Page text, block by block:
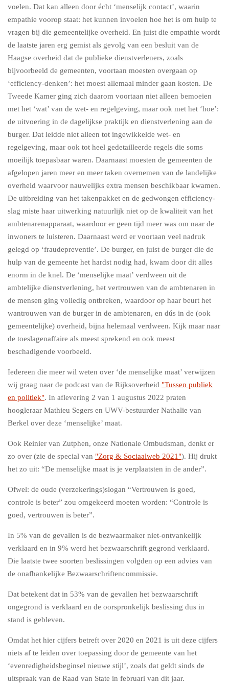
voelen. Dat kan alleen door écht ‘menselijk contact’, waarin
empathie voorop staat: het kunnen invoelen hoe het is om hulp te
vragen bij die gemeentelijke overheid. En juist die empathie wordt
de laatste jaren erg gemist als gevolg van een besluit van de
Haagse overheid dat de publieke dienstverleners, zoals
bijvoorbeeld de gemeenten, voortaan moesten overgaan op
‘efficiency-denken’: het moest allemaal minder gaan kosten. De
Tweede Kamer ging zich daarom voortaan niet alleen bemoeien
met het ‘wat’ van de wet- en regelgeving, maar ook met het ‘hoe’:
de uitvoering in de dagelijkse praktijk en dienstverlening aan de
burger. Dat leidde niet alleen tot ingewikkelde wet- en
regelgeving, maar ook tot heel gedetailleerde regels die soms
moeilijk toepasbaar waren. Daarnaast moesten de gemeenten de
afgelopen jaren meer en meer taken overnemen van de landelijke
overheid waarvoor nauwelijks extra mensen beschikbaar kwamen.
De uitbreiding van het takenpakket en de gedwongen efficiency-
slag miste haar uitwerking natuurlijk niet op de kwaliteit van het
ambtenarenapparaat, waardoor er geen tijd meer was om naar de
inwoners te luisteren. Daarnaast werd er voortaan veel nadruk
gelegd op ‘fraudepreventie’. De burger, en juist de burger die de
hulp van de gemeente het hardst nodig had, kwam door dit alles
enorm in de knel. De ‘menselijke maat’ verdween uit de
ambtelijke dienstverlening, het vertrouwen van de ambtenaren in
de mensen ging volledig ontbreken, waardoor op haar beurt het
wantrouwen van de burger in de ambtenaren, en dús in de (ook
gemeentelijke) overheid, bijna helemaal verdween. Kijk maar naar
de toeslagenaffaire als meest sprekend en ook meest
beschadigende voorbeeld.
Iedereen die meer wil weten over ‘de menselijke maat’ verwijzen
wij graag naar de podcast van de Rijksoverheid "Tussen publiek
en politiek". In aflevering 2 van 1 augustus 2022 praten
hoogleraar Mathieu Segers en UWV-bestuurder Nathalie van
Berkel over deze ‘menselijke’ maat.
Ook Reinier van Zutphen, onze Nationale Ombudsman, denkt er
zo over (zie de special van "Zorg & Sociaalweb 2021"). Hij drukt
het zo uit: “De menselijke maat is je verplaatsten in de ander”.
Ofwel: de oude (verzekerings)slogan “Vertrouwen is goed,
controle is beter” zou omgekeerd moeten worden: “Controle is
goed, vertrouwen is beter”.
In 5% van de gevallen is de bezwaarmaker niet-ontvankelijk
verklaard en in 9% werd het bezwaarschrift gegrond verklaard.
Die laatste twee soorten beslissingen volgden op een advies van
de onafhankelijke Bezwaarschriftencommissie.
Dat betekent dat in 53% van de gevallen het bezwaarschrift
ongegrond is verklaard en de oorspronkelijk beslissing dus in
stand is gebleven.
Omdat het hier cijfers betreft over 2020 en 2021 is uit deze cijfers
niets af te leiden over toepassing door de gemeente van het
‘evenredigheidsbeginsel nieuwe stijl’, zoals dat geldt sinds de
uitspraak van de Raad van State in februari van dit jaar.